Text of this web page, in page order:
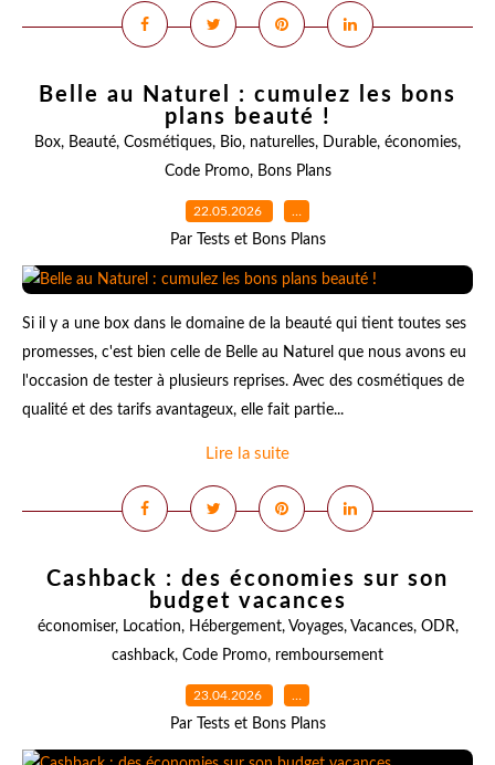
Belle au Naturel : cumulez les bons
plans beauté !
Box, Beauté, Cosmétiques, Bio, naturelles, Durable, économies,
Code Promo, Bons Plans
22.05.2026 …
Par Tests et Bons Plans
Si il y a une box dans le domaine de la beauté qui tient toutes ses
promesses, c'est bien celle de Belle au Naturel que nous avons eu
l'occasion de tester à plusieurs reprises. Avec des cosmétiques de
qualité et des tarifs avantageux, elle fait partie...
Lire la suite
Cashback : des économies sur son
budget vacances
économiser, Location, Hébergement, Voyages, Vacances, ODR,
cashback, Code Promo, remboursement
23.04.2026 …
Par Tests et Bons Plans